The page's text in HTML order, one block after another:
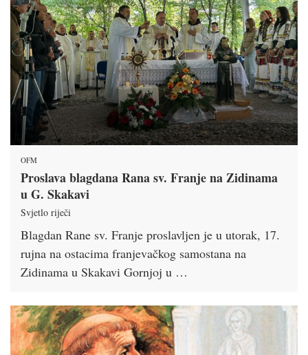
OFM
Proslava blagdana Rana sv. Franje na Zidinama
u G. Skakavi
Svjetlo riječi
Blagdan Rane sv. Franje proslavljen je u utorak, 17.
rujna na ostacima franjevačkog samostana na
Zidinama u Skakavi Gornjoj u …